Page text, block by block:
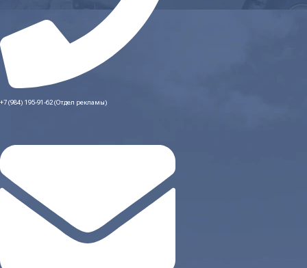
+7 (984) 195-91-62 (Отдел рекламы)